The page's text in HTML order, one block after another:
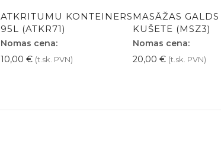
ATKRITUMU KONTEINERS
95L (ATKR71)
Nomas cena:
10,00 € (t.sk. PVN)
MASĀŽAS GALDS
KUŠETE (MSZ3)
Nomas cena:
20,00 € (t.sk. PVN)